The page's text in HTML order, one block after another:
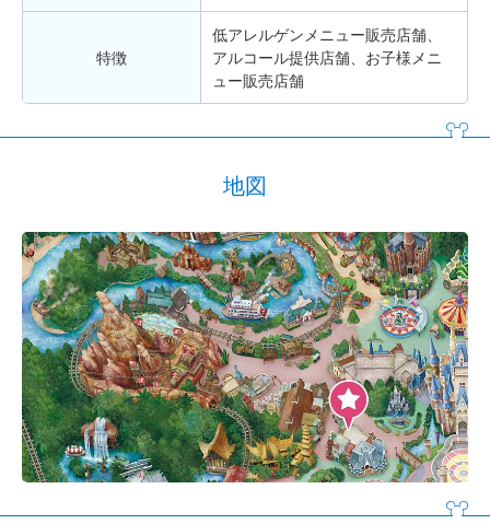
特徴
低アレルゲンメニュー販売店舗、
アルコール提供店舗、お子様メニ
ュー販売店舗
地図